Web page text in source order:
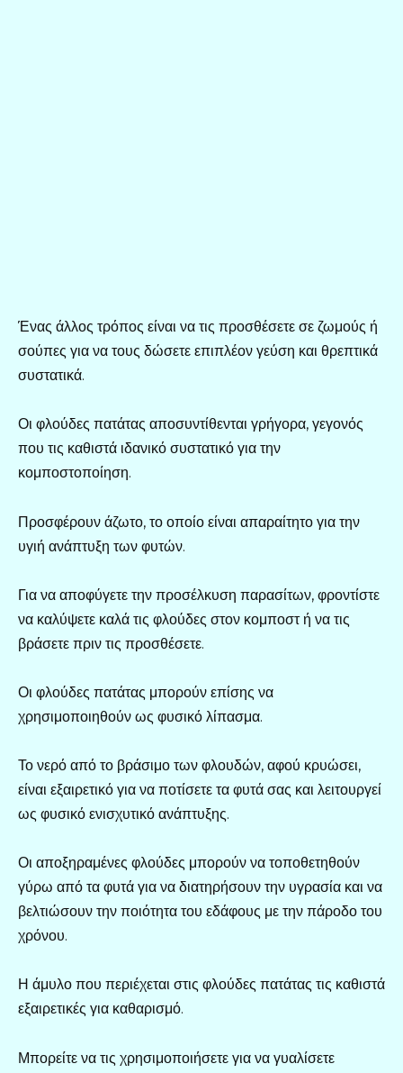
Ένας άλλος τρόπος είναι να τις προσθέσετε σε ζωμούς ή
σούπες για να τους δώσετε επιπλέον γεύση και θρεπτικά
συστατικά.
Οι φλούδες πατάτας αποσυντίθενται γρήγορα, γεγονός
που τις καθιστά ιδανικό συστατικό για την
κομποστοποίηση.
Προσφέρουν άζωτο, το οποίο είναι απαραίτητο για την
υγιή ανάπτυξη των φυτών.
Για να αποφύγετε την προσέλκυση παρασίτων, φροντίστε
να καλύψετε καλά τις φλούδες στον κομποστ ή να τις
βράσετε πριν τις προσθέσετε.
Οι φλούδες πατάτας μπορούν επίσης να
χρησιμοποιηθούν ως φυσικό λίπασμα.
Το νερό από το βράσιμο των φλουδών, αφού κρυώσει,
είναι εξαιρετικό για να ποτίσετε τα φυτά σας και λειτουργεί
ως φυσικό ενισχυτικό ανάπτυξης.
Οι αποξηραμένες φλούδες μπορούν να τοποθετηθούν
γύρω από τα φυτά για να διατηρήσουν την υγρασία και να
βελτιώσουν την ποιότητα του εδάφους με την πάροδο του
χρόνου.
Η άμυλο που περιέχεται στις φλούδες πατάτας τις καθιστά
εξαιρετικές για καθαρισμό.
Μπορείτε να τις χρησιμοποιήσετε για να γυαλίσετε